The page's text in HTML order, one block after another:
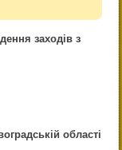
заходів з
області